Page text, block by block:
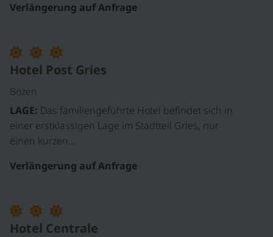
Verlängerung auf Anfrage
Hotel Post Gries
Bozen
LAGE: Das familiengeführte Hotel befindet sich in
einer erstklassigen Lage im Stadtteil Gries, nur
einen kurzen…
Verlängerung auf Anfrage
Hotel Centrale